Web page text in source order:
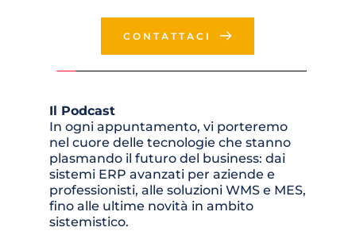
CONTATTACI
Il Podcast
In ogni appuntamento, vi porteremo
nel cuore delle tecnologie che stanno
plasmando il futuro del business: dai
sistemi ERP avanzati per aziende e
professionisti, alle soluzioni WMS e MES,
fino alle ultime novità in ambito
sistemistico.